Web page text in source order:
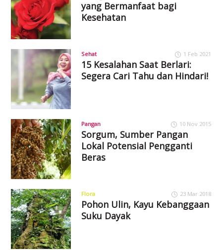
yang Bermanfaat bagi
Kesehatan
Sehat 1 Feb 2021
15 Kesalahan Saat Berlari:
Segera Cari Tahu dan Hindari!
Pangan 10 Nov 2015
Sorgum, Sumber Pangan
Lokal Potensial Pengganti
Beras
Flora 23 Mar 2018
Pohon Ulin, Kayu Kebanggaan
Suku Dayak